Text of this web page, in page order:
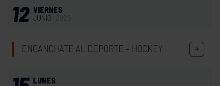
12 VIERNES
JUNIO
ENGANCHATE AL DEPORTE – HOCKEY
LUNES